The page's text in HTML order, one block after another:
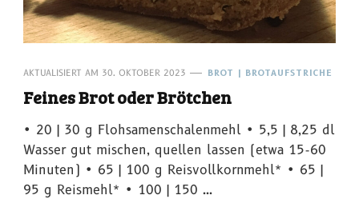
AKTUALISIERT AM 30. OKTOBER 2023 BROT | BROTAUFSTRICHE
Feines Brot oder Brötchen
• 20 | 30 g Flohsamenschalenmehl • 5,5 | 8,25 dl
Wasser gut mischen, quellen lassen (etwa 15-60
Minuten) • 65 | 100 g Reisvollkornmehl* • 65 |
95 g Reismehl* • 100 | 150 …